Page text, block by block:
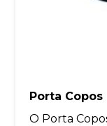
Porta
O Porta